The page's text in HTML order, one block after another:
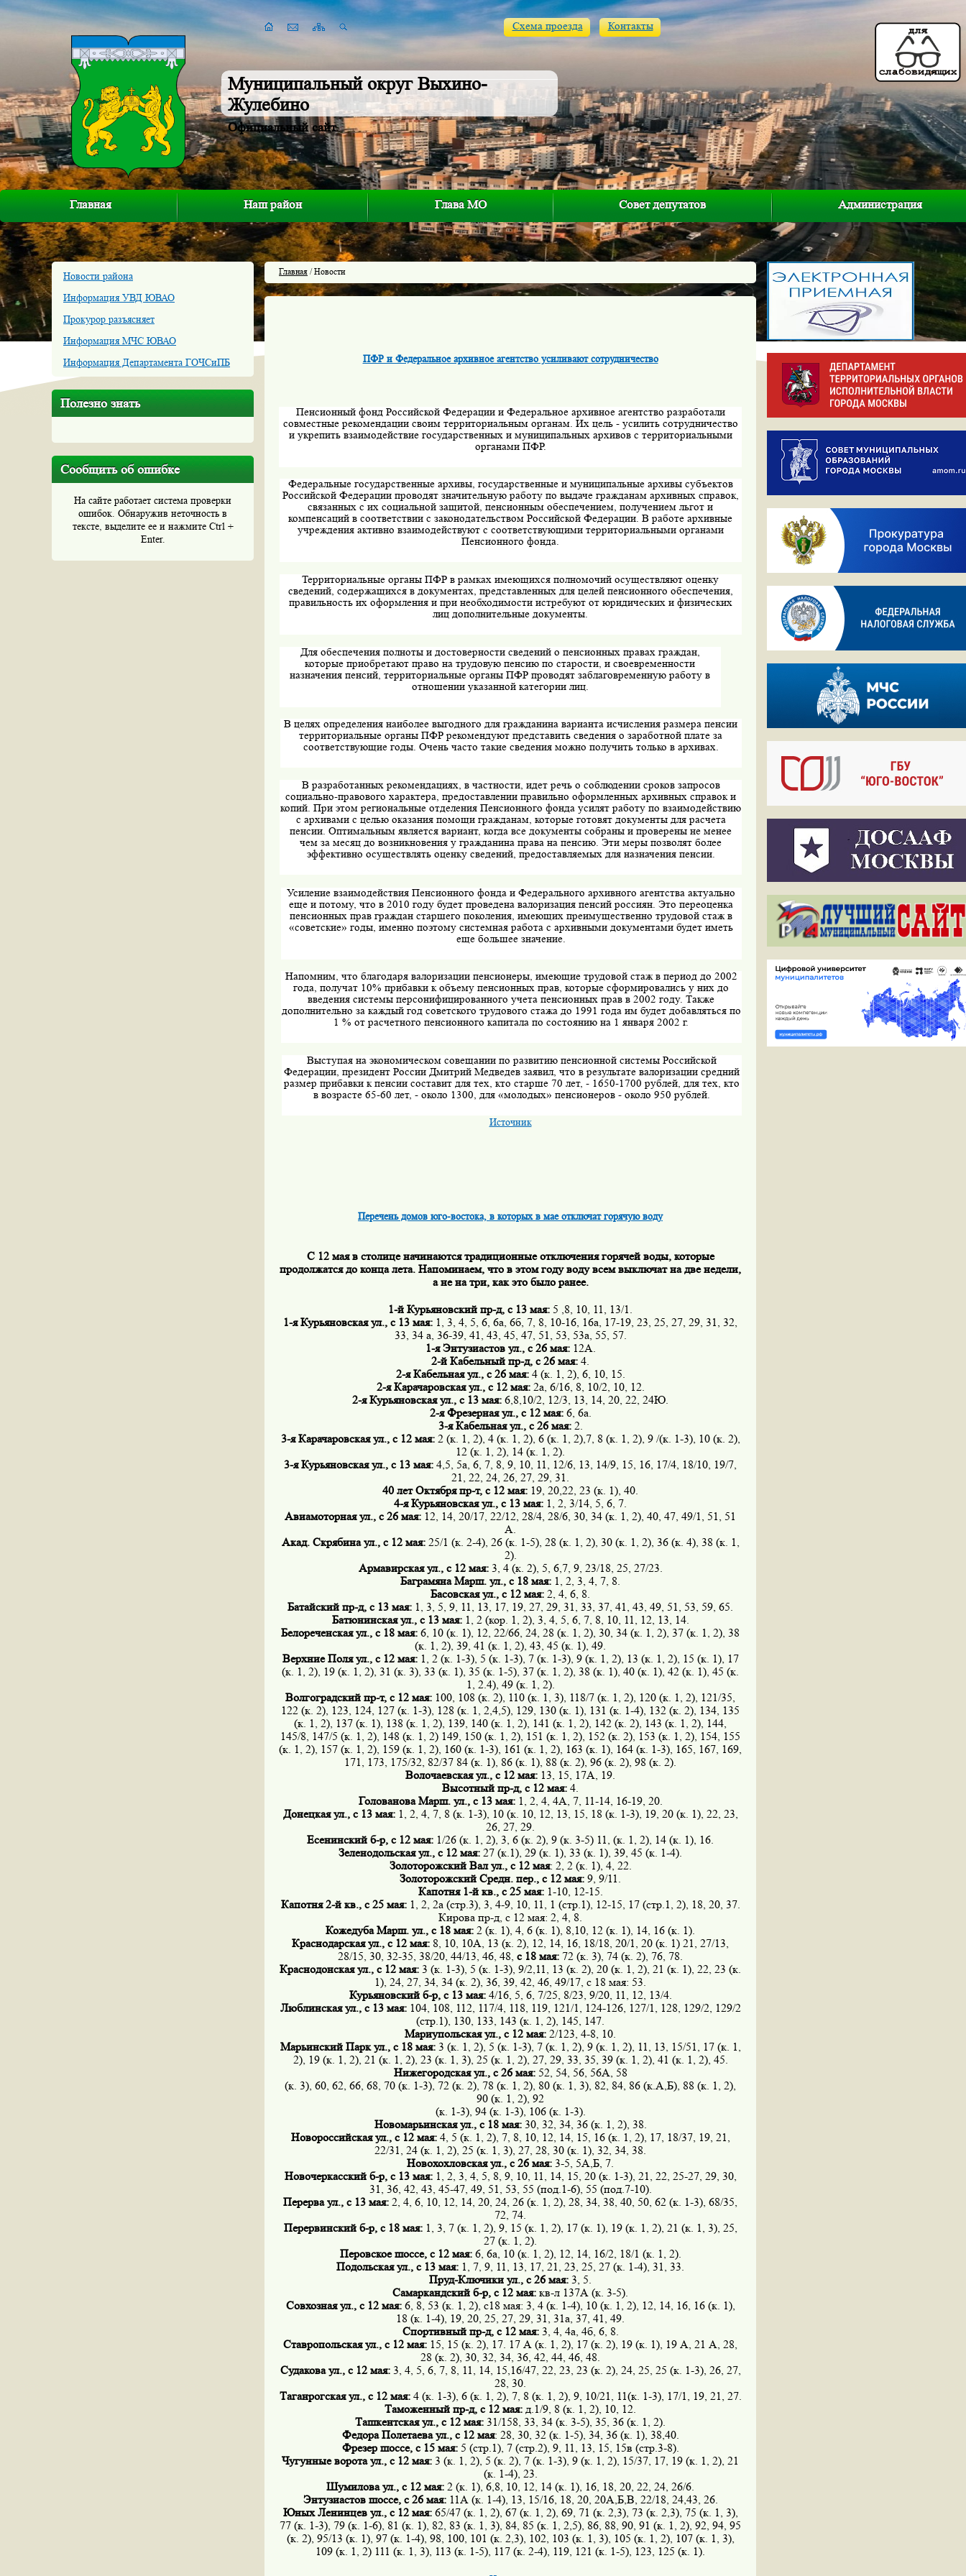
Муниципальный округ Выхино-
Жулебино
Официальный сайт
Схема проезда Контакты
Главная Наш район Глава МО Совет депутатов Администрация
Новости района
Информация УВД ЮВАО
Прокурор разъясняет
Информация МЧС ЮВАО
Информация Департамента ГОЧСиПБ
Полезно знать
Сообщить об ошибке
На сайте работает система проверки
ошибок. Обнаружив неточность в
тексте, выделите ее и нажмите Ctrl +
Enter.
Главная / Новости
ПФР и Федеральное архивное агентство усиливают сотрудничество
Пенсионный фонд Российской Федерации и Федеральное архивное агентство разработали
совместные рекомендации своим территориальным органам. Их цель - усилить сотрудничество
и укрепить взаимодействие государственных и муниципальных архивов с территориальными
органами ПФР.
Федеральные государственные архивы, государственные и муниципальные архивы субъектов
Российской Федерации проводят значительную работу по выдаче гражданам архивных справок,
связанных с их социальной защитой, пенсионным обеспечением, получением льгот и
компенсаций в соответствии с законодательством Российской Федерации. В работе архивные
учреждения активно взаимодействуют с соответствующими территориальными органами
Пенсионного фонда.
Территориальные органы ПФР в рамках имеющихся полномочий осуществляют оценку
сведений, содержащихся в документах, представленных для целей пенсионного обеспечения,
правильность их оформления и при необходимости истребуют от юридических и физических
лиц дополнительные документы.
Для обеспечения полноты и достоверности сведений о пенсионных правах граждан,
которые приобретают право на трудовую пенсию по старости, и своевременности
назначения пенсий, территориальные органы ПФР проводят заблаговременную работу в
отношении указанной категории лиц.
В целях определения наиболее выгодного для гражданина варианта исчисления размера пенсии
территориальные органы ПФР рекомендуют представить сведения о заработной плате за
соответствующие годы. Очень часто такие сведения можно получить только в архивах.
В разработанных рекомендациях, в частности, идет речь о соблюдении сроков запросов
социально-правового характера, предоставлении правильно оформленных архивных справок и
копий. При этом региональные отделения Пенсионного фонда усилят работу по взаимодействию
с архивами с целью оказания помощи гражданам, которые готовят документы для расчета
пенсии. Оптимальным является вариант, когда все документы собраны и проверены не менее
чем за месяц до возникновения у гражданина права на пенсию. Эти меры позволят более
эффективно осуществлять оценку сведений, предоставляемых для назначения пенсии.
Усиление взаимодействия Пенсионного фонда и Федерального архивного агентства актуально
еще и потому, что в 2010 году будет проведена валоризация пенсий россиян. Это переоценка
пенсионных прав граждан старшего поколения, имеющих преимущественно трудовой стаж в
«советские» годы, именно поэтому системная работа с архивными документами будет иметь
еще большее значение.
Напомним, что благодаря валоризации пенсионеры, имеющие трудовой стаж в период до 2002
года, получат 10% прибавки к объему пенсионных прав, которые сформировались у них до
введения системы персонифицированного учета пенсионных прав в 2002 году. Также
дополнительно за каждый год советского трудового стажа до 1991 года им будет добавляться по
1 % от расчетного пенсионного капитала по состоянию на 1 января 2002 г.
Выступая на экономическом совещании по развитию пенсионной системы Российской
Федерации, президент России Дмитрий Медведев заявил, что в результате валоризации средний
размер прибавки к пенсии составит для тех, кто старше 70 лет, - 1650-1700 рублей, для тех, кто
в возрасте 65-60 лет, - около 1300, для «молодых» пенсионеров - около 950 рублей.
Источник
Перечень домов юго-востока, в которых в мае отключат горячую воду
С 12 мая в столице начинаются традиционные отключения горячей воды, которые
продолжатся до конца лета. Напоминаем, что в этом году воду всем выключат на две недели,
а не на три, как это было ранее.
1-й Курьяновский пр-д, с 13 мая: 5 ,8, 10, 11, 13/1.
1-я Курьяновская ул., с 13 мая: 1, 3, 4, 5, 6, 6а, 6б, 7, 8, 10-16, 16а, 17-19, 23, 25, 27, 29, 31, 32,
33, 34 а, 36-39, 41, 43, 45, 47, 51, 53, 53а, 55, 57.
1-я Энтузиастов ул., с 26 мая:12А.
2-й Кабельный пр-д, с 26 мая: 4.
2-я Кабельная ул., с 26 мая:4 (к. 1, 2), 6, 10, 15.
2-я Карачаровская ул., с 12 мая:2а, 6/16, 8, 10/2, 10, 12.
2-я Курьяновская ул., с 13 мая: 6,8,10/2, 12/3, 13, 14, 20, 22, 24Ю.
2-я Фрезерная ул., с 12 мая:6, 6а.
3-я Кабельная ул., с 26 мая:2.
3-я Карачаровская ул., с 12 мая:2 (к. 1, 2), 4 (к. 1, 2), 6 (к. 1, 2),7, 8 (к. 1, 2), 9 /(к. 1-3), 10 (к. 2),
12 (к. 1, 2), 14 (к. 1, 2).
3-я Курьяновская ул., с 13 мая: 4,5, 5а, 6, 7, 8, 9, 10, 11, 12/6, 13, 14/9, 15, 16, 17/4, 18/10, 19/7,
21, 22, 24, 26, 27, 29, 31.
40 лет Октября пр-т, с 12 мая: 19, 20,22, 23 (к. 1), 40.
4-я Курьяновская ул., с 13 мая: 1, 2, 3/14, 5, 6, 7.
Авиамоторная ул., с 26 мая: 12, 14, 20/17, 22/12, 28/4, 28/6, 30, 34 (к. 1, 2), 40, 47, 49/1, 51, 51
А.
Акад. Скрябина ул., с 12 мая:25/1 (к. 2-4), 26 (к. 1-5), 28 (к. 1, 2), 30 (к. 1, 2), 36 (к. 4), 38 (к. 1,
2).
Армавирская ул., с 12 мая:3, 4 (к. 2), 5, 6,7, 9, 23/18, 25, 27/23.
Баграмяна Марш. ул., с 18 мая: 1, 2, 3, 4, 7, 8.
Басовская ул., с 12 мая: 2, 4, 6, 8.
Батайский пр-д, с 13 мая: 1, 3, 5, 9, 11, 13, 17, 19, 27, 29, 31, 33, 37, 41, 43, 49, 51, 53, 59, 65.
Батюнинская ул., с 13 мая:1, 2 (кор. 1, 2), 3, 4, 5, 6, 7, 8, 10, 11, 12, 13, 14.
Белореченская ул., с 18 мая: 6, 10 (к. 1), 12, 22/66, 24, 28 (к. 1, 2), 30, 34 (к. 1, 2), 37 (к. 1, 2), 38
(к. 1, 2), 39, 41 (к. 1, 2), 43, 45 (к. 1), 49.
Верхние Поля ул., с 12 мая:1, 2 (к. 1-3), 5 (к. 1-3), 7 (к. 1-3), 9 (к. 1, 2), 13 (к. 1, 2), 15 (к. 1), 17
(к. 1, 2), 19 (к. 1, 2), 31 (к. 3), 33 (к. 1), 35 (к. 1-5), 37 (к. 1, 2), 38 (к. 1), 40 (к. 1), 42 (к. 1), 45 (к.
1, 2.4), 49 (к. 1, 2).
Волгоградский пр-т, с 12 мая: 100, 108 (к. 2), 110 (к. 1, 3), 118/7 (к. 1, 2), 120 (к. 1, 2), 121/35,
122 (к. 2), 123, 124, 127 (к. 1-3), 128 (к. 1, 2,4,5), 129, 130 (к. 1), 131 (к. 1-4), 132 (к. 2), 134, 135
(к. 1, 2), 137 (к. 1), 138 (к. 1, 2), 139, 140 (к. 1, 2), 141 (к. 1, 2), 142 (к. 2), 143 (к. 1, 2), 144,
145/8, 147/5 (к. 1, 2), 148 (к. 1, 2) 149, 150 (к. 1, 2), 151 (к. 1, 2), 152 (к. 2), 153 (к. 1, 2), 154, 155
(к. 1, 2), 157 (к. 1, 2), 159 (к. 1, 2), 160 (к. 1-3), 161 (к. 1, 2), 163 (к. 1), 164 (к. 1-3), 165, 167, 169,
171, 173, 175/32, 82/37 84 (к. 1), 86 (к. 1), 88 (к. 2), 96 (к. 2), 98 (к. 2).
Волочаевская ул., с 12 мая: 13, 15, 17А, 19.
Высотный пр-д, с 12 мая: 4.
Голованова Марш. ул., с 13 мая:1, 2, 4, 4А, 7, 11-14, 16-19, 20.
Донецкая ул., с 13 мая:1, 2, 4, 7, 8 (к. 1-3), 10 (к. 10, 12, 13, 15, 18 (к. 1-3), 19, 20 (к. 1), 22, 23,
26, 27, 29.
Есенинский б-р, с 12 мая: 1/26 (к. 1, 2), 3, 6 (к. 2), 9 (к. 3-5) 11, (к. 1, 2), 14 (к. 1), 16.
Зеленодольская ул., с 12 мая: 27 (к.1), 29 (к. 1), 33 (к. 1), 39, 45 (к. 1-4).
Золоторожский Вал ул., с 12 мая: 2, 2 (к. 1), 4, 22.
Золоторожский Средн. пер., с 12 мая: 9, 9/11.
Капотня 1-й кв., с 25 мая:1-10, 12-15.
Капотня 2-й кв., с 25 мая:1, 2, 2а (стр.3), 3, 4-9, 10, 11, 1 (стр.1), 12-15, 17 (стр.1, 2), 18, 20, 37.
Кирова пр-д, с 12 мая: 2, 4, 8.
Кожедуба Марш. ул., с 18 мая: 2 (к. 1), 4, 6 (к. 1), 8,10, 12 (к. 1), 14, 16 (к. 1).
Краснодарская ул., с 12 мая: 8, 10, 10А, 13 (к. 2), 12, 14, 16, 18/18, 20/1, 20 (к. 1) 21, 27/13,
28/15, 30, 32-35, 38/20, 44/13, 46, 48, с 18 мая: 72 (к. 3), 74 (к. 2), 76, 78.
Краснодонская ул., с 12 мая: 3 (к. 1-3), 5 (к. 1-3), 9/2,11, 13 (к. 2), 20 (к. 1, 2), 21 (к. 1), 22, 23 (к.
1), 24, 27, 34, 34 (к. 2), 36, 39, 42, 46, 49/17, с 18 мая: 53.
Курьяновский б-р, с 13 мая:4/16, 5, 6, 7/25, 8/23, 9/20, 11, 12, 13/4.
Люблинская ул., с 13 мая:104, 108, 112, 117/4, 118, 119, 121/1, 124-126, 127/1, 128, 129/2, 129/2
(стр.1), 130, 133, 143 (к. 1, 2), 145, 147.
Мариупольская ул., с 12 мая: 2/123, 4-8, 10.
Марьинский Парк ул., с 18 мая:3 (к. 1, 2), 5 (к. 1-3), 7 (к. 1, 2), 9 (к. 1, 2), 11, 13, 15/51, 17 (к. 1,
2), 19 (к. 1, 2), 21 (к. 1, 2), 23 (к. 1, 3), 25 (к. 1, 2), 27, 29, 33, 35, 39 (к. 1, 2), 41 (к. 1, 2), 45.
Нижегородская ул., с 26 мая:52, 54, 56, 56А, 58
(к. 3), 60, 62, 66, 68, 70 (к. 1-3), 72 (к. 2), 78 (к. 1, 2), 80 (к. 1, 3), 82, 84, 86 (к.А,Б), 88 (к. 1, 2),
90 (к. 1, 2), 92
(к. 1-3), 94 (к. 1-3), 106 (к. 1-3).
Новомарьинская ул., с 18 мая:30, 32, 34, 36 (к. 1, 2), 38.
Новороссийская ул., с 12 мая:4, 5 (к. 1, 2), 7, 8, 10, 12, 14, 15, 16 (к. 1, 2), 17, 18/37, 19, 21,
22/31, 24 (к. 1, 2), 25 (к. 1, 3), 27, 28, 30 (к. 1), 32, 34, 38.
Новохохловская ул., с 26 мая: 3-5, 5А,Б, 7.
Новочеркасский б-р, с 13 мая:1, 2, 3, 4, 5, 8, 9, 10, 11, 14, 15, 20 (к. 1-3), 21, 22, 25-27, 29, 30,
31, 36, 42, 43, 45-47, 49, 51, 53, 55 (под.1-6), 55 (под.7-10).
Перерва ул., с 13 мая: 2, 4, 6, 10, 12, 14, 20, 24, 26 (к. 1, 2), 28, 34, 38, 40, 50, 62 (к. 1-3), 68/35,
72, 74.
Перервинский б-р, с 18 мая:1, 3, 7 (к. 1, 2), 9, 15 (к. 1, 2), 17 (к. 1), 19 (к. 1, 2), 21 (к. 1, 3), 25,
27 (к. 1, 2).
Перовское шоссе, с 12 мая:6, 6а, 10 (к. 1, 2), 12, 14, 16/2, 18/1 (к. 1, 2).
Подольская ул., с 13 мая: 1, 7, 9, 11, 13, 17, 21, 23, 25, 27 (к. 1-4), 31, 33.
Пруд-Ключики ул., с 26 мая: 3, 5.
Самаркандский б-р, с 12 мая: кв-л 137А (к. 3-5).
Совхозная ул., с 12 мая:6, 8, 53 (к. 1, 2), с18 мая: 3, 4 (к. 1-4), 10 (к. 1, 2), 12, 14, 16, 16 (к. 1),
18 (к. 1-4), 19, 20, 25, 27, 29, 31, 31а, 37, 41, 49.
Спортивный пр-д, с 12 мая:3, 4, 4а, 4б, 6, 8.
Ставропольская ул., с 12 мая: 15, 15 (к. 2), 17. 17 А (к. 1, 2), 17 (к. 2), 19 (к. 1), 19 А, 21 А, 28,
28 (к. 2), 30, 32, 34, 36, 42, 44, 46, 48.
Судакова ул., с 12 мая:3, 4, 5, 6, 7, 8, 11, 14, 15,16/47, 22, 23, 23 (к. 2), 24, 25, 25 (к. 1-3), 26, 27,
28, 30.
Таганрогская ул., с 12 мая:4 (к. 1-3), 6 (к. 1, 2), 7, 8 (к. 1, 2), 9, 10/21, 11(к. 1-3), 17/1, 19, 21, 27.
Таможенный пр-д, с 12 мая: д.1/9, 8 (к. 1, 2), 10, 12.
Ташкентская ул., с 12 мая: 31/158, 33, 34 (к. 3-5), 35, 36 (к. 1, 2).
Федора Полетаева ул., с 12 мая: 28, 30, 32 (к. 1-5), 34, 36 (к. 1), 38,40.
Фрезер шоссе, с 15 мая:5 (стр.1), 7 (стр.2), 9, 11, 13, 15, 15в (стр.3-8).
Чугунные ворота ул., с 12 мая: 3 (к. 1, 2), 5 (к. 2), 7 (к. 1-3), 9 (к. 1, 2), 15/37, 17, 19 (к. 1, 2), 21
(к. 1-4), 23.
Шумилова ул., с 12 мая: 2 (к. 1), 6,8, 10, 12, 14 (к. 1), 16, 18, 20, 22, 24, 26/6.
Энтузиастов шоссе, с 26 мая:11А (к. 1-4), 13, 15/16, 18, 20, 20А,Б,В, 22/18, 24,43, 26.
Юных Ленинцев ул., с 12 мая:65/47 (к. 1, 2), 67 (к. 1, 2), 69, 71 (к. 2,3), 73 (к. 2,3), 75 (к. 1, 3),
77 (к. 1-3), 79 (к. 1-6), 81 (к. 1), 82, 83 (к. 1, 3), 84, 85 (к. 1, 2,5), 86, 88, 90, 91 (к. 1, 2), 92, 94, 95
(к. 2), 95/13 (к. 1), 97 (к. 1-4), 98, 100, 101 (к. 2,3), 102, 103 (к. 1, 3), 105 (к. 1, 2), 107 (к. 1, 3),
109 (к. 1, 2) 111 (к. 1, 3), 113 (к. 1-5), 117 (к. 2-4), 119, 121 (к. 1-5), 123, 125 (к. 1).